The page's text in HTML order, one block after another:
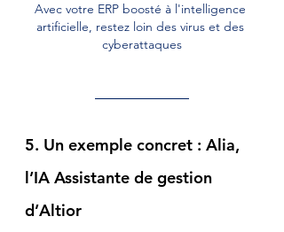
Avec votre ERP boosté à l'intelligence
artificielle, restez loin des virus et des
cyberattaques
5. Un exemple concret : Alia,
l’IA Assistante de gestion
d’Altior